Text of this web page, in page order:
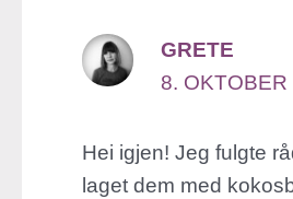
GRETE
8.
Hei igjen! Jeg fulgte
laget dem med